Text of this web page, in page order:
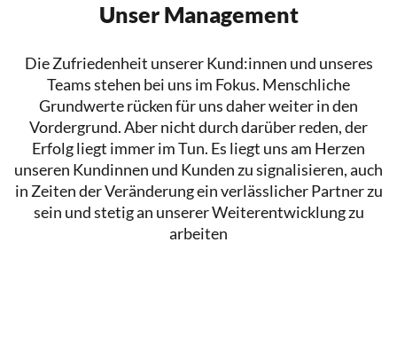
Unser Management
Die Zufriedenheit unserer Kund:innen und unseres
Teams stehen bei uns im Fokus. Menschliche
Grundwerte rücken für uns daher weiter in den
Vordergrund. Aber nicht durch darüber reden, der
Erfolg liegt immer im Tun. Es liegt uns am Herzen
unseren Kundinnen und Kunden zu signalisieren, auch
in Zeiten der Veränderung ein verlässlicher Partner zu
sein und stetig an unserer Weiterentwicklung zu
arbeiten